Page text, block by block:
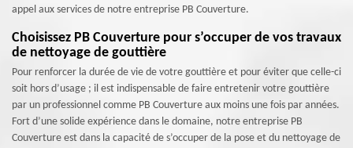
appel aux services de notre entreprise PB Couverture.
Choisissez PB Couverture pour s’occuper de vos travaux
de nettoyage de gouttière
Pour renforcer la durée de vie de votre gouttière et pour éviter que celle-ci
soit hors d’usage ; il est indispensable de faire entretenir votre gouttière
par un professionnel comme PB Couverture aux moins une fois par années.
Fort d’une solide expérience dans le domaine, notre entreprise PB
Couverture est dans la capacité de s’occuper de la pose et du nettoyage de